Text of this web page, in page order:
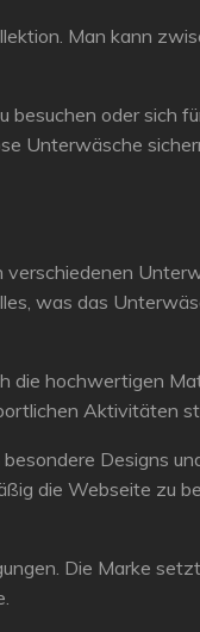
Man kann
besuchen oder sich
Unterwäsche
verschiedenen
was das
die hochwertigen
Aktivitäten
Designs
die Webseite zu
Die Marke